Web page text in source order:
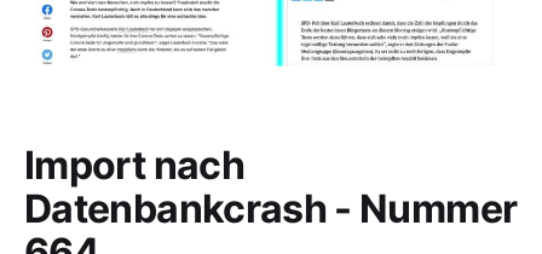
Import nach
Datenbankcrash - Nummer